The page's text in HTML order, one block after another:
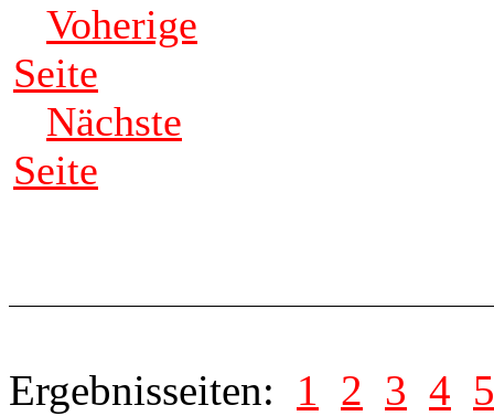
Voherige
Seite
Nächste
Seite
Ergebnisseiten: 1 2 3 4 5